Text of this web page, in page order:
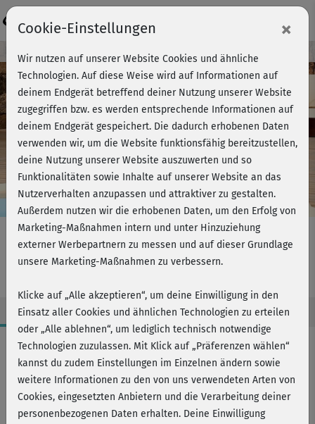
Play
Video
Kursvorschau - Jetzt mitmachen!
Core & Flexibility - Bauchexpress
Workout-Facts
leicht
11 Min
52 kcal
Cookie-Einstellungen ×
Wir nutzen auf unserer Website Cookies und ähnliche
Technologien. Auf diese Weise wird auf Informationen auf
deinem Endgerät betreffend deiner Nutzung unserer Website
zugegriffen bzw. es werden entsprechende Informationen auf
deinem Endgerät gespeichert. Die dadurch erhobenen Daten
verwenden wir, um die Website funktionsfähig bereitzustellen,
deine Nutzung unserer Website auszuwerten und so
Funktionalitäten sowie Inhalte auf unserer Website an das
Nutzerverhalten anzupassen und attraktiver zu gestalten.
Außerdem nutzen wir die erhobenen Daten, um den Erfolg von
Marketing-Maßnahmen intern und unter Hinzuziehung
externer Werbepartnern zu messen und auf dieser Grundlage
unsere Marketing-Maßnahmen zu verbessern.
Klicke auf „Alle akzeptieren“, um deine Einwilligung in den
Einsatz aller Cookies und ähnlichen Technologien zu erteilen
oder „Alle ablehnen“, um lediglich technisch notwendige
Technologien zuzulassen. Mit Klick auf „Präferenzen wählen“
kannst du zudem Einstellungen im Einzelnen ändern sowie
weitere Informationen zu den von uns verwendeten Arten von
Cookies, eingesetzten Anbietern und die Verarbeitung deiner
personenbezogenen Daten erhalten. Deine Einwilligung